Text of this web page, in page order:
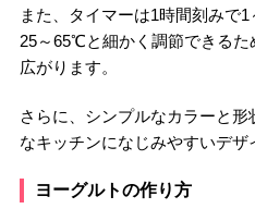
また、タイマーは1時間刻みで
25～65℃と細かく調節できるた
広がります。
さらに、シンプルなカラーと
なキッチンになじみやすいデザ
ヨーグルトの作り方